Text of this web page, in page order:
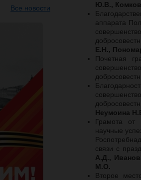
Все новости
Ю.В.,
аппарата
Е.Н.,
Почетная
Неумоина
Грамота от
научные
связи с
А.Д.,
М.О.
Второе